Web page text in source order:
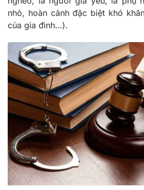
nhỏ, hoàn cảnh đặc biệt khó
của gia đình…).